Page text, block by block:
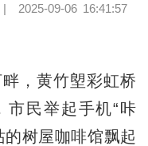
2025-09-06 16:41:57
，黄竹塱彩虹桥
市民举起手机“咔
树屋咖啡馆飘起